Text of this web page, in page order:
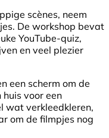
scènes, neem
De workshop bevat
YouTube-quiz,
en veel plezier
een scherm om de
huis voor een
wat verkleedkleren,
om de filmpjes nog